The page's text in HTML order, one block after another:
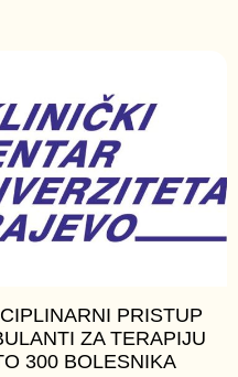
PRISTUP
ZA TERAPIJU
300 BOLESNIKA